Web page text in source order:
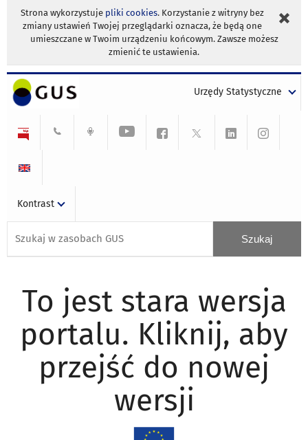
Strona wykorzystuje pliki cookies. Korzystanie z witryny bez
zmiany ustawień Twojej przeglądarki oznacza, że będą one
umieszczane w Twoim urządzeniu końcowym. Zawsze możesz
zmienić te ustawienia.
Urzędy Statystyczne
Kontrast
To jest stara wersja
portalu. Kliknij, aby
przejść do nowej
wersji